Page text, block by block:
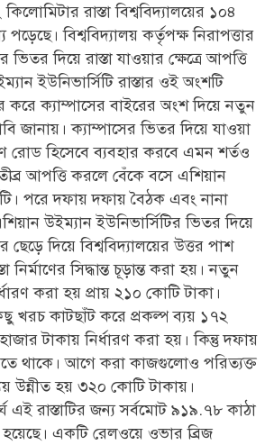
রাস্তা বিশ্ববিদ্যালয়ের ১০৪
বিশ্ববিদ্যালয় কর্তৃপক্ষ নিরাপত্তার
দিয়ে রাস্তা যাওয়ার ক্ষেত্রে আপত্তি
ইউনিভার্সিটি রাস্তার ওই অংশটি
করে ক্যাম্পাসের বাইরের অংশ দিয়ে নতুন
জানায়। ক্যাম্পাসের ভিতর দিয়ে যাওয়া
রোড হিসেবে ব্যবহার করবে এমন শর্তও
আপত্তি করলে বেঁকে বসে এশিয়ান
পরে দফায় দফায় বৈঠক এবং নানা
উইম্যান ইউনিভার্সিটির ভিতর দিয়ে
ছেড়ে দিয়ে বিশ্ববিদ্যালয়ের উত্তর পাশ
নির্মাণের সিদ্ধান্ত চূড়ান্ত করা হয়। নতুন
করা হয় প্রায় ২১০ কোটি টাকা।
খরচ কাটছাঁট করে প্রকল্প ব্যয় ১৭২
টাকায় নির্ধারণ করা হয়। কিন্তু দফায়
থাকে। আগে করা কাজগুলোও পরিত্যক্ত
উন্নীত হয় ৩২০ কোটি টাকায়।
এই রাস্তাটির জন্য সর্বমোট ৯১৯.৭৮ কাঠা
একটি রেলওয়ে ওভার ব্রিজ